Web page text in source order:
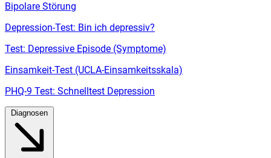
Bipolare Störung
Depression-Test: Bin ich depressiv?
Test: Depressive Episode (Symptome)
Einsamkeit-Test (UCLA-Einsamkeitsskala)
PHQ-9 Test: Schnelltest Depression